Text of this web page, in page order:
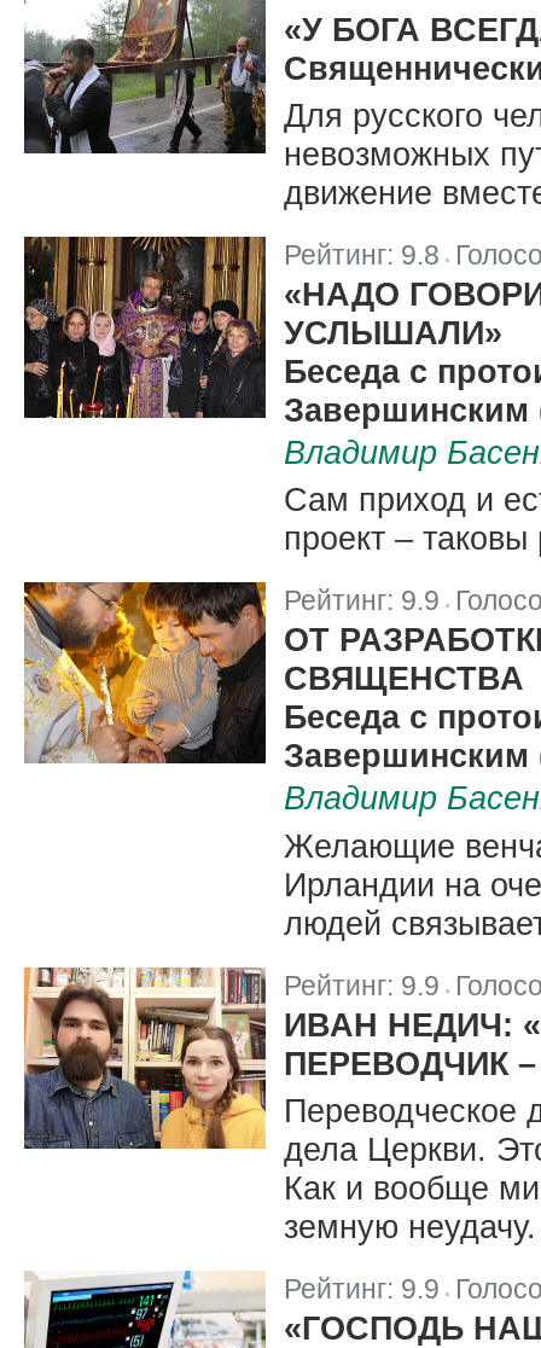
«У БОГА
Для русского
невозможных
движение
Рейтинг: 9.8
«НАДО
УСЛЫШАЛИ»
Беседа с
Завершинским
Владимир
Сам приход и
проект –
Рейтинг: 9.9
ОТ
СВЯЩЕНСТВА
Беседа с
Завершинским
Владимир
Желающие
Ирландии на
людей
Рейтинг: 9.9 |
ИВАН НЕДИЧ:
ПЕРЕВОДЧИК
Переводческое
дела Церкви.
Как и вообще
земную неудачу.
Рейтинг: 9.9 |
«ГОСПОДЬ